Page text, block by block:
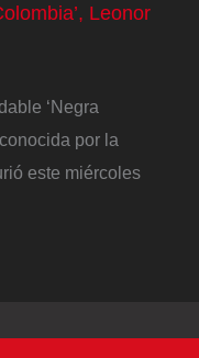
Leonor
‘Negra
por la
este miércoles